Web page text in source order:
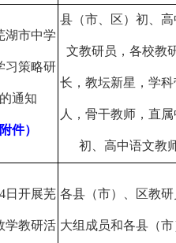
湖市中学
习策略研
通知
件）
县（市、区）初、高
文教研员，各校教
长，教坛新星，学科
人，骨干教师，直属
初、高中语文教
日开展芜
学教研活
各县（市）、区教研
大组成员和各县（市